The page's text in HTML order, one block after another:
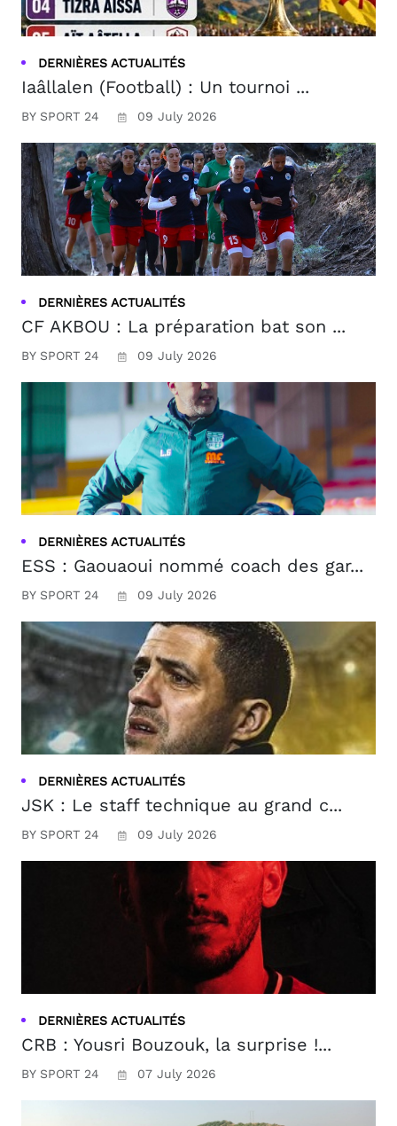
DERNIÈRES ACTUALITÉS
Iaâllalen (Football) : Un tournoi ...
BY SPORT 24 09 July 2026
DERNIÈRES ACTUALITÉS
CF AKBOU : La préparation bat son ...
BY SPORT 24 09 July 2026
DERNIÈRES ACTUALITÉS
ESS : Gaouaoui nommé coach des gar...
BY SPORT 24 09 July 2026
DERNIÈRES ACTUALITÉS
JSK : Le staff technique au grand c...
BY SPORT 24 09 July 2026
DERNIÈRES ACTUALITÉS
CRB : Yousri Bouzouk, la surprise !...
BY SPORT 24 07 July 2026